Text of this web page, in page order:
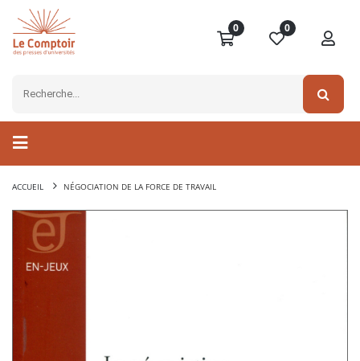
0 0
ACCUEIL NÉGOCIATION DE LA FORCE DE TRAVAIL